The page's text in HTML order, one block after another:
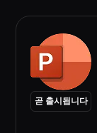
곧 출시됩니다